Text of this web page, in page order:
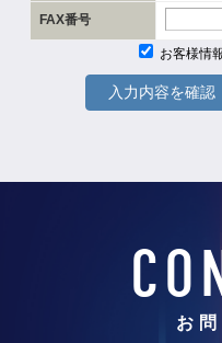
FAX番号
お客様情
入力内容を確認
お